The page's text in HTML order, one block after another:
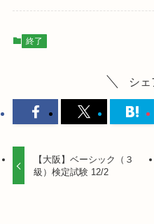
終了
シェ
【大阪】ベーシック（３
級）検定試験 12/2